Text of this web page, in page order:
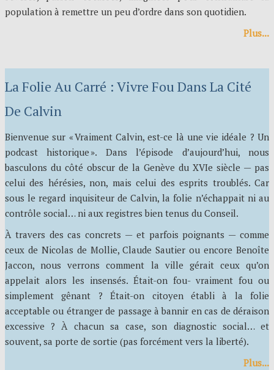
population à remettre un peu d’ordre dans son quotidien.
Plus...
La Folie Au Carré : Vivre Fou Dans La Cité
De Calvin
Bienvenue sur « Vraiment Calvin, est-ce là une vie idéale ? Un
podcast historique ». Dans l’épisode d’aujourd’hui, nous
basculons du côté obscur de la Genève du XVIe siècle — pas
celui des hérésies, non, mais celui des esprits troublés. Car
sous le regard inquisiteur de Calvin, la folie n’échappait ni au
contrôle social… ni aux registres bien tenus du Conseil.
À travers des cas concrets — et parfois poignants — comme
ceux de Nicolas de Mollie, Claude Sautier ou encore Benoîte
Jaccon, nous verrons comment la ville gérait ceux qu’on
appelait alors les insensés. Était-on fou- vraiment fou ou
simplement gênant ? Était-on citoyen établi à la folie
acceptable ou étranger de passage à bannir en cas de déraison
excessive ? À chacun sa case, son diagnostic social… et
souvent, sa porte de sortie (pas forcément vers la liberté).
Plus...